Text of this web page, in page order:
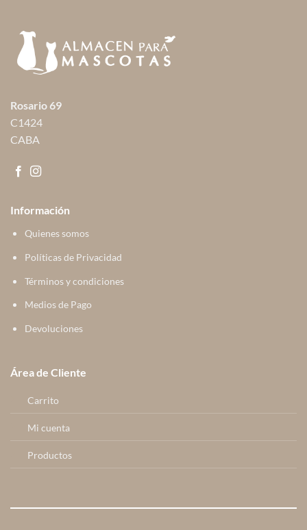
Rosario 69
C1424
CABA
Información
Quienes somos
Políticas de Privacidad
Términos y condiciones
Medios de Pago
Devoluciones
Área de Cliente
Carrito
Mi cuenta
Productos